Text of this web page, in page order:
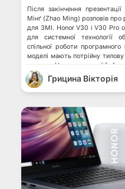
Після закінчення
Мінґ (Zhao Ming) розповів про
для ЗМІ. Honor V30 і V30 Pro
для системної технології
спільної роботи
моделі мають потрійну
словами Чжао, пристрої […]
Грицина Вікторія